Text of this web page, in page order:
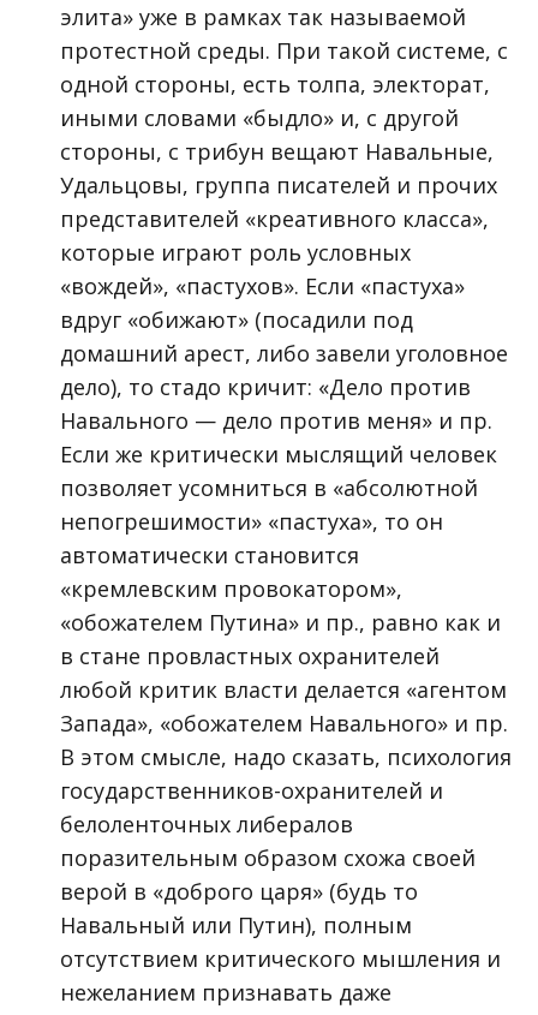
элита» уже в рамках так называемой
протестной среды. При такой системе, с
одной стороны, есть толпа, электорат,
иными словами «быдло» и, с другой
стороны, с трибун вещают Навальные,
Удальцовы, группа писателей и прочих
представителей «креативного класса»,
которые играют роль условных
«вождей», «пастухов». Если «пастуха»
вдруг «обижают» (посадили под
домашний арест, либо завели уголовное
дело), то стадо кричит: «Дело против
Навального — дело против меня» и пр.
Если же критически мыслящий человек
позволяет усомниться в «абсолютной
непогрешимости» «пастуха», то он
автоматически становится
«кремлевским провокатором»,
«обожателем Путина» и пр., равно как и
в стане провластных охранителей
любой критик власти делается «агентом
Запада», «обожателем Навального» и пр.
В этом смысле, надо сказать, психология
государственников-охранителей и
белоленточных либералов
поразительным образом схожа своей
верой в «доброго царя» (будь то
Навальный или Путин), полным
отсутствием критического мышления и
нежеланием признавать даже